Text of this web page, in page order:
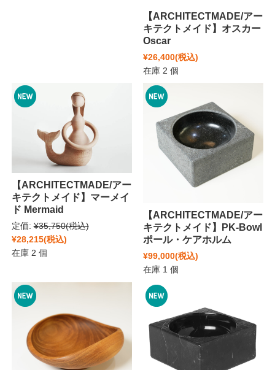
【ARCHITECTMADE/アー
キテクトメイド】オスカー
Oscar
¥26,400(税込)
在庫 2 個
【ARCHITECTMADE/アー
キテクトメイド】マーメイ
ド Mermaid
定価: ¥35,750(税込)
¥28,215(税込)
在庫 2 個
【ARCHITECTMADE/アー
キテクトメイド】PK-Bowl
ポール・ケアホルム
¥99,000(税込)
在庫 1 個